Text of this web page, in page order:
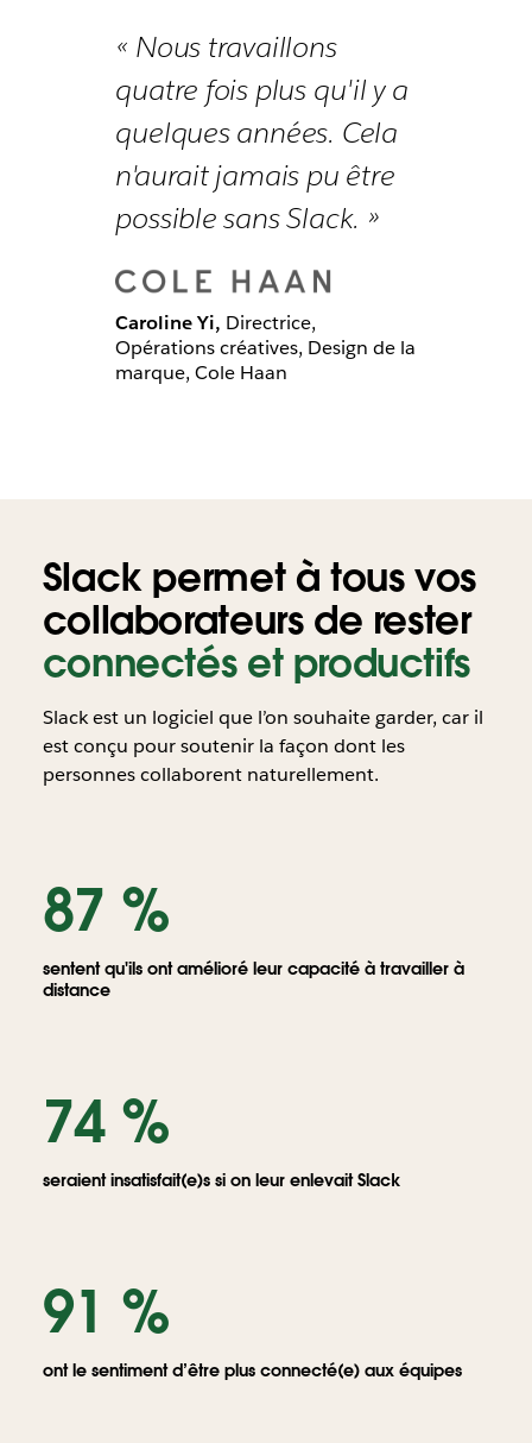
« Nous travaillons
quatre fois plus qu'il y a
quelques années. Cela
n'aurait jamais pu être
possible sans Slack. »
Caroline Yi, Directrice,
Opérations créatives, Design de la
marque, Cole Haan
Slack permet à tous vos
collaborateurs de rester
connectés et productifs
Slack est un logiciel que l’on souhaite garder, car il
est conçu pour soutenir la façon dont les
personnes collaborent naturellement.
avec
des
personnes
s’envoyant
des
monde
87 %
sentent qu'ils ont amélioré leur capacité à travailler à
distance
74 %
seraient insatisfait(e)s si on leur enlevait Slack
91 %
ont le sentiment d’être plus connecté(e) aux équipes